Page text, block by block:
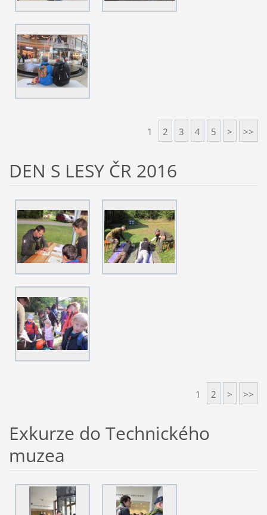
1 2 3 4 5 > >>
DEN S LESY ČR 2016
1 2 > >>
Exkurze do Technického
muzea